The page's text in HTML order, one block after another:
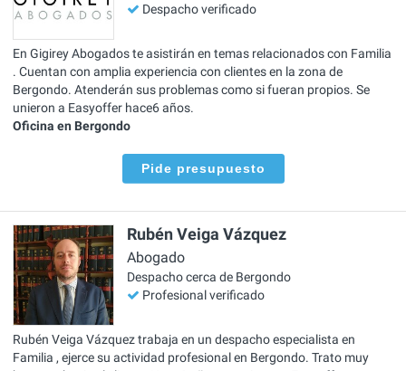
Despacho verificado
En Gigirey Abogados te asistirán en temas relacionados con Familia
. Cuentan con amplia experiencia con clientes en la zona de
Bergondo. Atenderán sus problemas como si fueran propios. Se
unieron a Easyoffer hace6 años.
Oficina en Bergondo
Pide presupuesto
Rubén Veiga Vázquez
Abogado
Despacho cerca de Bergondo
Profesional verificado
Rubén Veiga Vázquez trabaja en un despacho especialista en
Familia , ejerce su actividad profesional en Bergondo. Trato muy